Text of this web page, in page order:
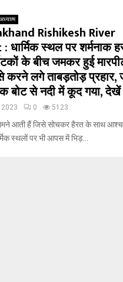
Rishikesh River
स्थल पर शर्मनाक
के बीच जमकर हुई
लगे ताबड़तोड़ प्रहार,
बोट से नदी में कूद गया, देखें
2023 0 5123
आती हैं जिसे सोचकर हैरत के साथ
स्थलों पर भी आपस में भिड़...